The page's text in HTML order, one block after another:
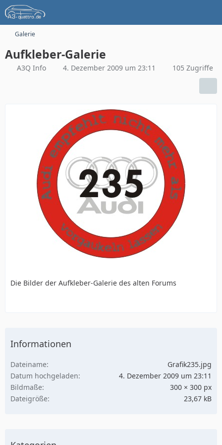
Galerie
Aufkleber-Galerie
A3Q Info 4. Dezember 2009 um 23:11 105 Zugriffe
Die Bilder der Aufkleber-Galerie des alten Forums
Informationen
Dateiname
Grafik235.jpg
Datum hochgeladen
4. Dezember 2009 um 23:11
Bildmaße
300 × 300 px
Dateigröße
23,67 kB